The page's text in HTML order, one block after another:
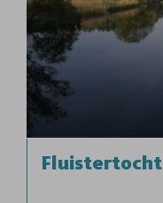
Fluistertocht